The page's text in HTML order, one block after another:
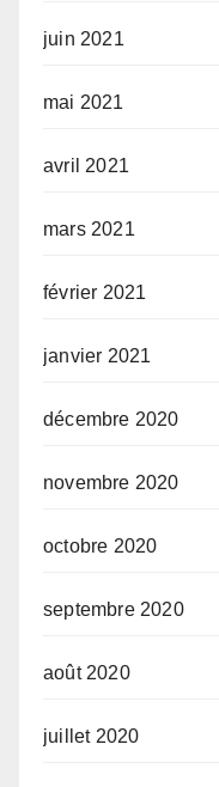
juin 2021
mai 2021
avril 2021
mars 2021
février 2021
janvier 2021
décembre 2020
novembre 2020
octobre 2020
septembre 2020
août 2020
juillet 2020